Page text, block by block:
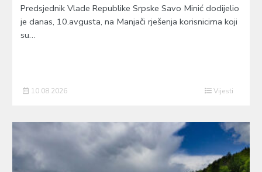
Predsjednik Vlade Republike Srpske Savo Minić dodijelio
je danas, 10.avgusta, na Manjači rješenja korisnicima koji
su…
10.08.2026 Vijesti